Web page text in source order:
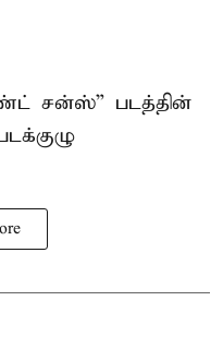
சன்ஸ்” படத்தின்